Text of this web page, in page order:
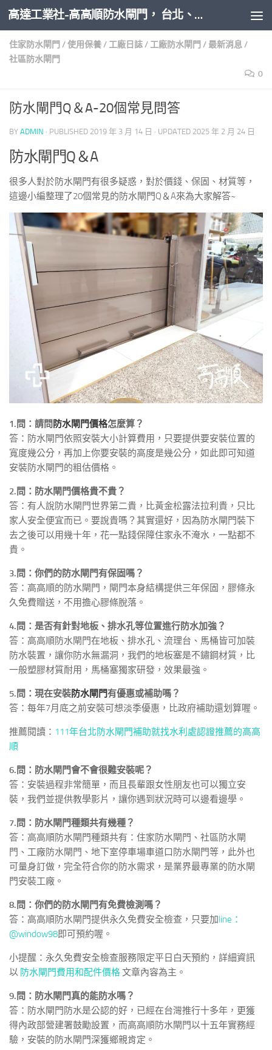
Skip to content 高達工業社-高高順防水閘門， 台北、新北、桃園、新竹、台中、台南、高雄全台防水閘門推薦安裝
住家防水閘門 /使用保養/ 工廠日誌/ 工廠防水閘門 / 最新消息/
社區防水閘門
0
防水閘門Q＆A-20個常見問答
BY ADMIN · PUBLISHED 2019 年 3 月 14 日 · UPDATED 2025 年 2 月 24 日
防水閘門Q＆A
很多人對於防水閘門有很多疑惑，對於價錢、保固、材質等，
這邊小編整理了20個常見的防水閘門Q＆A來為大家解答~
1.問：請問 防水閘門價格怎麼算？
答：防水閘門依照安裝大小計算費用，只要提供要安裝位置的
寬度幾公分，再加上你要安裝的高度是幾公分，如此即可知道
安裝防水閘門的粗估價格。
2.問：防水閘門價格貴不貴？
答：有人說防水閘門世界第二貴，比黃金松露法拉利貴，只比
家人安全便宜而已。要說貴嗎？其實還好，因為防水閘門裝下
去之後可以用幾十年，花一點錢保障住家永不淹水，一點都不
貴。
3.問：你們的防水閘門有保固嗎？
答：高高順的防水閘門，閘門本身結構提供三年保固，膠條永
久免費贈送，不用擔心膠條脫落。
4.問：是否有針對地板、排水孔等位置進行防水加強？
答：高高順防水閘門在地板、排水孔、流理台、馬桶皆可加裝
防水裝置，讓你防水無漏洞，我們的地板塞是不鏽鋼材質，比
一般塑膠材質耐用，馬桶塞獨家研發，效果最強。
5.問：現在安裝防水閘門有優惠或補助嗎？
答：每年7月底之前安裝可想淡季優惠，比政府補助還划算喔。
推薦閱讀： 111年台北防水閘門補助就找水利處認證推薦的高高
順
6.問：防水閘門會不會很難安裝呢？
答：安裝過程非常簡單，而且長輩跟女性朋友也可以獨立安
裝，我們並提供教學影片，讓你遇到狀況時可以邊看邊學。
7.問：防水閘門種類共有幾種？
答：高高順防水閘門種類共有：住家防水閘門、社區防水閘
門、工廠防水閘門、地下室停車場車道口防水閘門等，此外也
可量身訂做，完全符合你的防水需求，是業界最專業的防水閘
門安裝工廠。
8.問：你們的防水閘門有免費檢測嗎？
答：高高順防水閘門提供永久免費安全檢查，只要加line：
@window98即可預約喔。
小提醒：永久免費安全檢查服務限定平日白天預約，詳細資訊
以 防水閘門費用和配件價格文章內容為主。
9.問：防水閘門真的能防水嗎？
答：防水閘門防水是公認的好，已經在台灣推行十多年，更獲
得內政部營建署鼓勵設置，而高高順防水閘門以十五年實務經
驗，安裝的防水閘門深獲鄉親肯定。